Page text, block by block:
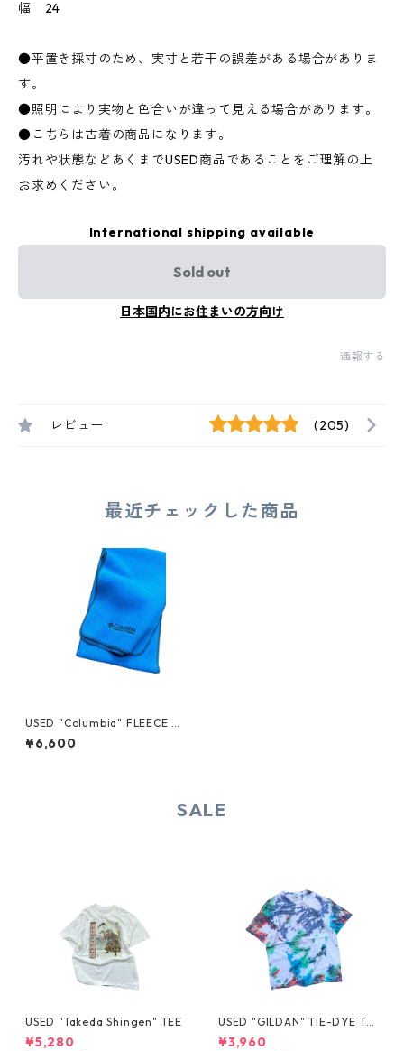
幅 24
●平置き採寸のため、実寸と若干の誤差がある場合がありま
す。
●照明により実物と色合いが違って見える場合があります。
●こちらは古着の商品になります。
汚れや状態などあくまでUSED商品であることをご理解の上
お求めください。
International shipping available
Sold out
日本国内にお住まいの方向け
通報する
レビュー (205)
最近チェックした商品
USED "Columbia" FLEECE M
UFFLER
¥6,600
SALE
USED "Takeda Shingen" TEE
¥5,280
USED "GILDAN" TIE-DYE TE
E
¥3,960